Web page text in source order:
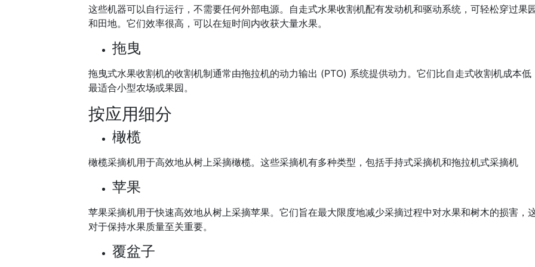
这些机器可以自行运行，不需要任何外部电源。自走式水果收割机配有发动机和驱动系统，可轻松穿过果
和田地。它们效率很高，可以在短时间内收获大量水果。
拖曳
拖曳式水果收割机的收割机制通常由拖拉机的动力输出 (PTO) 系统提供动力。它们比自走式收割机成本低
最适合小型农场或果园。
按应用细分
橄榄
橄榄采摘机用于高效地从树上采摘橄榄。这些采摘机有多种类型，包括手持式采摘机和拖拉机式采摘机
苹果
苹果采摘机用于快速高效地从树上采摘苹果。它们旨在最大限度地减少采摘过程中对水果和树木的损害，
对于保持水果质量至关重要。
覆盆子